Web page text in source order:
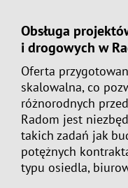
Obsługa
i drogowych w
Oferta
skalowalna, co
różnorodnych
Radom jest
takich zadań jak
potężnych
typu osiedla,